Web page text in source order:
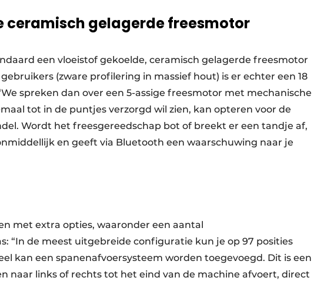
ceramisch gelagerde freesmotor
een vloeistof gekoelde, ceramisch gelagerde freesmotor
(zware profilering in massief hout) is er echter een 18
spreken dan over een 5-assige freesmotor met mechanische
tot in de puntjes verzorgd wil zien, kan opteren voor de
Wordt het freesgereedschap bot of breekt er een tandje af,
en geeft via Bluetooth een waarschuwing naar je
met extra opties, waaronder een aantal
“In de meest uitgebreide configuratie kun je op 97 posities
kan een spanenafvoersysteem worden toegevoegd. Dit is een
naar links of rechts tot het eind van de machine afvoert, direct